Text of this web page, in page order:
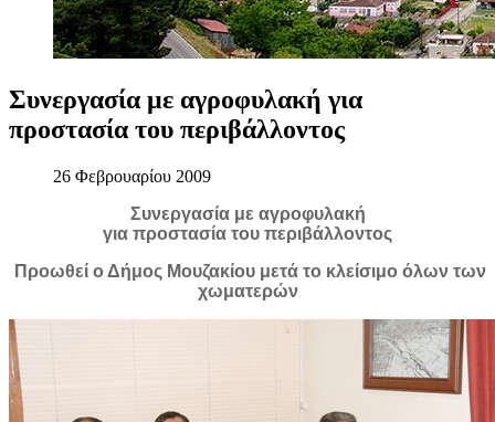
Συνεργασία με αγροφυλακή για
προστασία του περιβάλλοντος
26 Φεβρουαρίου 2009
Συνεργασία με αγροφυλακή
για προστασία του περιβάλλοντος
Προωθεί ο Δήμος Μουζακίου μετά το κλείσιμο όλων των
χωματερών